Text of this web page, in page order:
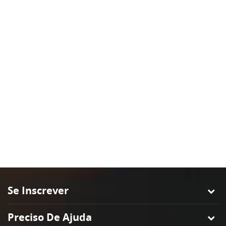
Se Inscrever
Preciso De Ajuda